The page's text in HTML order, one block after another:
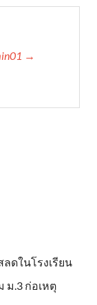
→
ดในโรงเรียน
ม.3 ก่อเหตุ